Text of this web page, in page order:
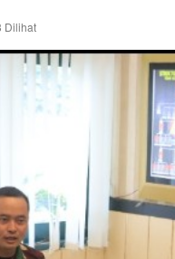
Dilihat